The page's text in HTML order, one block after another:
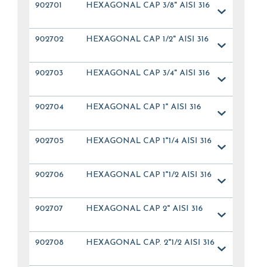
902701 HEXAGONAL CAP 3/8" AISI 316
902702 HEXAGONAL CAP 1/2" AISI 316
902703 HEXAGONAL CAP 3/4" AISI 316
902704 HEXAGONAL CAP 1" AISI 316
902705 HEXAGONAL CAP 1"1/4 AISI 316
902706 HEXAGONAL CAP 1"1/2 AISI 316
902707 HEXAGONAL CAP 2" AISI 316
902708 HEXAGONAL CAP. 2"1/2 AISI 316